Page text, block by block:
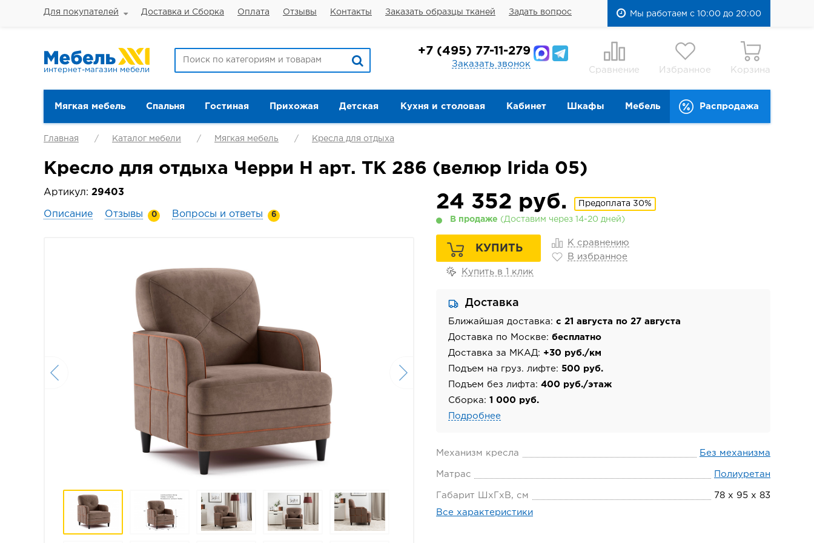
Для покупателей Доставка и Сборка Оплата Отзывы Контакты Заказать образцы тканей Задать вопрос Мы работаем с 10:00 до 20:00
интернет-магазин мебели
+7 (495) 77-11-279
Заказать звонок
Сравнение Избранное Корзина
Мягкая мебель Спальня Гостиная Прихожая Детская Кухня и столовая Кабинет Шкафы Мебель Распродажа
Главная Каталог мебели Мягкая мебель Кресла для отдыха
Кресло для отдыха Черри Н арт. ТК 286 (велюр Irida 05)
Артикул: 29403
Описание Отзывы 0 Вопросы и ответы 6
24 352 руб. Предоплата 30%
В продаже (Доставим через 14-20 дней)
КУПИТЬ
К сравнению
В избранное
Купить в 1 клик
Доставка
Ближайшая доставка: с 21 августа по 27 августа
Доставка по Москве: бесплатно
Доставка за МКАД: +30 руб./км
Подъем на груз. лифте: 500 руб.
Подъем без лифта: 400 руб./этаж
Сборка: 1 000 руб.
Подробнее
Механизм кресла Без механизма
Матрас Полиуретан
Габарит ШхГхВ, см 78 х 95 х 83
Все характеристики